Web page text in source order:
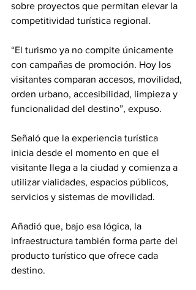
sobre proyectos que permitan elevar la
competitividad turística regional.
“El turismo ya no compite únicamente
con campañas de promoción. Hoy los
visitantes comparan accesos, movilidad,
orden urbano, accesibilidad, limpieza y
funcionalidad del destino”, expuso.
Señaló que la experiencia turística
inicia desde el momento en que el
visitante llega a la ciudad y comienza a
utilizar vialidades, espacios públicos,
servicios y sistemas de movilidad.
Añadió que, bajo esa lógica, la
infraestructura también forma parte del
producto turístico que ofrece cada
destino.